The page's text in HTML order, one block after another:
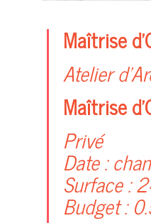
Maîtrise
Atelier
Maîtrise
Privé
Date :
Surface :
Budget :